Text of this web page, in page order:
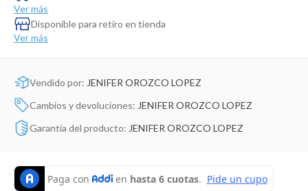
Ver más
Disponible para retiro en tienda
Ver más
Vendido por: JENIFER OROZCO LOPEZ
Cambios y devoluciones: JENIFER OROZCO LOPEZ
Garantía del producto: JENIFER OROZCO LOPEZ
Dinosaurio Juguete